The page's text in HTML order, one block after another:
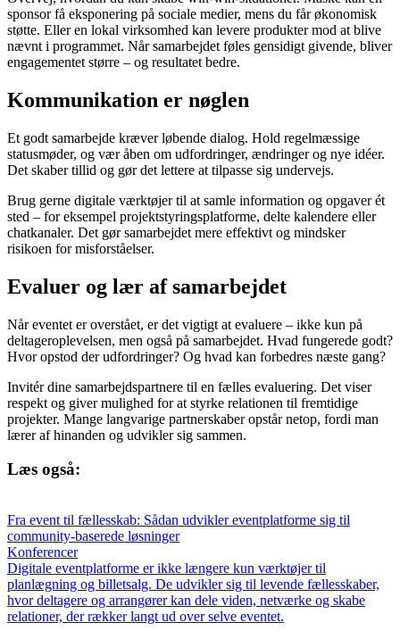
sponsor få eksponering på sociale medier, mens du får økonomisk
støtte. Eller en lokal virksomhed kan levere produkter mod at blive
nævnt i programmet. Når samarbejdet føles gensidigt givende, bliver
engagementet større – og resultatet bedre.
Kommunikation er nøglen
Et godt samarbejde kræver løbende dialog. Hold regelmæssige
statusmøder, og vær åben om udfordringer, ændringer og nye idéer.
Det skaber tillid og gør det lettere at tilpasse sig undervejs.
Brug gerne digitale værktøjer til at samle information og opgaver ét
sted – for eksempel projektstyringsplatforme, delte kalendere eller
chatkanaler. Det gør samarbejdet mere effektivt og mindsker
risikoen for misforståelser.
Evaluer og lær af samarbejdet
Når eventet er overstået, er det vigtigt at evaluere – ikke kun på
deltageroplevelsen, men også på samarbejdet. Hvad fungerede godt?
Hvor opstod der udfordringer? Og hvad kan forbedres næste gang?
Invitér dine samarbejdspartnere til en fælles evaluering. Det viser
respekt og giver mulighed for at styrke relationen til fremtidige
projekter. Mange langvarige partnerskaber opstår netop, fordi man
lærer af hinanden og udvikler sig sammen.
Læs også:
Fra event til fællesskab: Sådan udvikler eventplatforme sig til
community-baserede løsninger
Konferencer
Digitale eventplatforme er ikke længere kun værktøjer til
planlægning og billetsalg. De udvikler sig til levende fællesskaber,
hvor deltagere og arrangører kan dele viden, netværke og skabe
relationer, der rækker langt ud over selve eventet.